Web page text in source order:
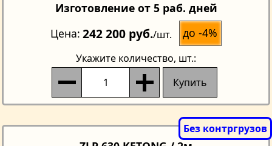
Изготовление от 5 раб. дней
Цена 242 200 руб./шт. до -4%
Укажите количество, шт.:
Купить